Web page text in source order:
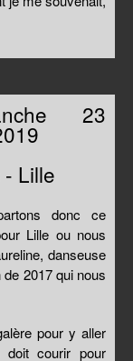
23
- Lille
donc ce
Lille ou nous
danseuse
2017 qui nous
pour y aller
courir pour